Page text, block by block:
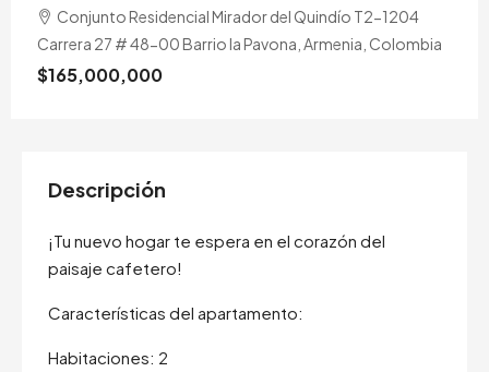
Conjunto Residencial Mirador del Quindío T2-1204
Carrera 27 # 48-00 Barrio la Pavona, Armenia, Colombia
$165,000,000
Descripción
¡Tu nuevo hogar te espera en el corazón del
paisaje cafetero!
Características del apartamento:
Habitaciones: 2